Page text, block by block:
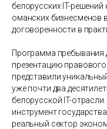
белорусских IT-
оманских бизнесменов
договоренности в
Программа пребывания
презентацию
представили
уже почти два
белорусской IT-
инструмент
реальный сектор